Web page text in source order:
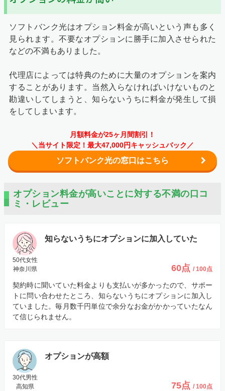
ソフトバンク光はオプション料金が高いという声も多く
見られます。不要なオプションに勝手に加入させられた
などの不満もありました。
代理店によっては特典のために大量のオプションを案内
することがあります。当然入らなければいけないものと
勘違いしてしまうと、知らないうちに料金が発生して損
をしてしまいます。
月額料金が25ヶ月間割引！
＼当サイト限定！最大47,000円キャッシュバック／
ソフトバンク光の窓口はこちら
オプション料金が高いことに対する不満の口コ
ミ・レビュー
知らないうちにオプションに加入していた
50代女性
神奈川県
60点 / 100点
契約時に聞いていた料金よりも支払いが多かったので、サポー
トに問い合わせたところ、知らないうちにオプションに加入し
ていました。毎月数千円単位で余分なお金がかかっていたなん
て信じられません。
オプションが高額
30代男性
高知県
75点 / 100点